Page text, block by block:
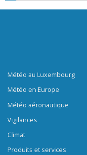
Météo au Luxembourg
Météo en Europe
Météo aéronautique
Vigilances
Climat
Produits et services